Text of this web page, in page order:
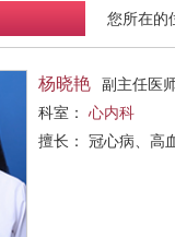
您所在的
杨晓艳
副主任医
科室： 心内科
擅长： 冠心病、高